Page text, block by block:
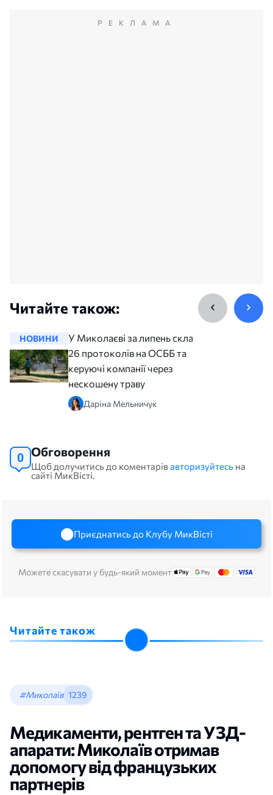
РЕКЛАМА
Читайте також:
НОВИНИ
У Миколаєві за липень склали
26 протоколів на ОСББ та
керуючі компанії через
нескошену траву
Даріна Мельничук
0 Обговорення
Щоб долучитись до коментарівавторизуйтесь на
сайті МикВісті.
Приєднатись до Клубу МикВісті
Можете скасувати у будь-який момент
Читайте також
#Миколаїв 1239
Медикаменти, рентген та УЗД-
апарати: Миколаїв отримав
допомогу від французьких
партнерів